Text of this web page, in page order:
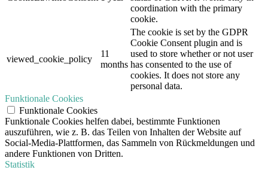
coordination with the primary
cookie.
viewed_cookie_policy
11
months
The cookie is set by the GDPR
Cookie Consent plugin and is
used to store whether or not user
has consented to the use of
cookies. It does not store any
personal data.
Funktionale Cookies
Funktionale Cookies
Funktionale Cookies helfen dabei, bestimmte Funktionen
auszuführen, wie z. B. das Teilen von Inhalten der Website auf
Social-Media-Plattformen, das Sammeln von Rückmeldungen und
andere Funktionen von Dritten.
Statistik